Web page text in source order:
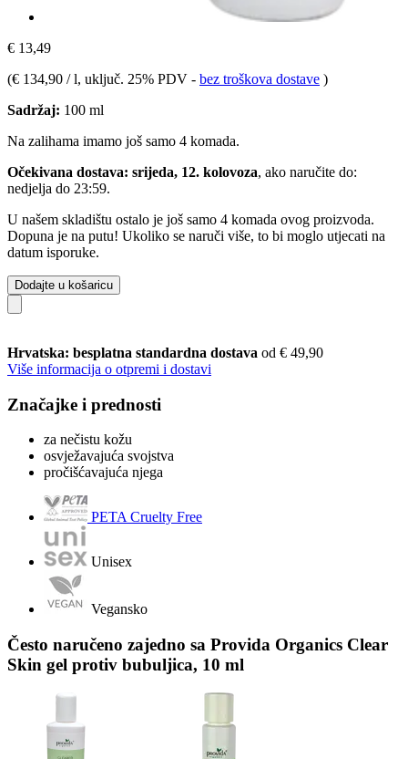
€ 13,49
(€ 134,90 / l, uključ. 25% PDV - bez troškova dostave )
Sadržaj: 100 ml
Na zalihama imamo još samo 4 komada.
Očekivana dostava: srijeda, 12. kolovoza, ako naručite do:
nedjelja do 23:59.
U našem skladištu ostalo je još samo 4 komada ovog proizvoda.
Dopuna je na putu! Ukoliko se naruči više, to bi moglo utjecati na
datum isporuke.
Dodajte u košaricu
Hrvatska: besplatna standardna dostava od € 49,90
Više informacija o otpremi i dostavi
Značajke i prednosti
za nečistu kožu
osvježavajuća svojstva
pročišćavajuća njega
PETA Cruelty Free
Unisex
Vegansko
Često naručeno zajedno sa Provida Organics Clear
Skin gel protiv bubuljica, 10 ml